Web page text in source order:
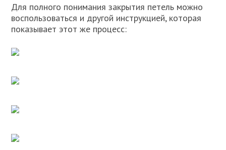
Для полного понимания закрытия петель можно
воспользоваться и другой инструкцией, которая
показывает этот же процесс: